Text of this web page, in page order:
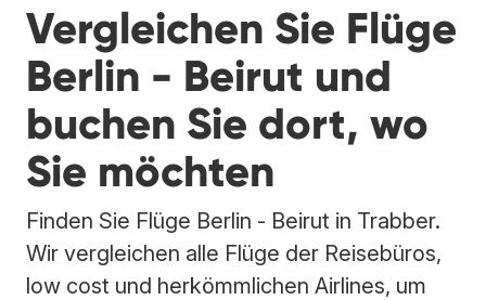
Vergleichen Sie Flüge
Berlin - Beirut und
buchen Sie dort, wo
Sie möchten
Finden Sie Flüge Berlin - Beirut in Trabber.
Wir vergleichen alle Flüge der Reisebüros,
low cost und herkömmlichen Airlines, um